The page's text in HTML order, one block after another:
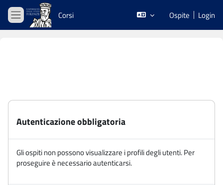
Vai al contenuto principale
Pannello laterale
Corsi Ospite Login
Autenticazione obbligatoria
Gli ospiti non possono visualizzare i profili degli utenti. Per
proseguire è necessario autenticarsi.